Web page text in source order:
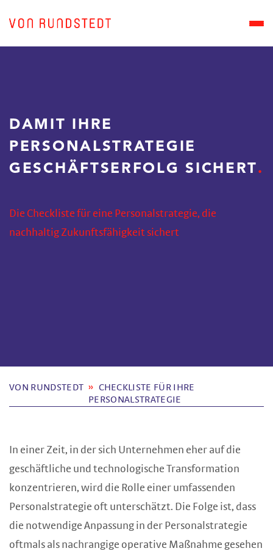
DAMIT IHRE
PERSONALSTRATEGIE
GESCHÄFTSERFOLG SICHERT
Die Checkliste für eine Personalstrategie, die
nachhaltig Zukunftsfähigkeit sichert
VON RUNDSTEDT
CHECKLISTE FÜR IHRE
PERSONALSTRATEGIE
In einer Zeit, in der sich Unternehmen eher auf die
geschäftliche und technologische Transformation
konzentrieren, wird die Rolle einer umfassenden
Personalstrategie oft unterschätzt. Die Folge ist, dass
die notwendige Anpassung in der Personalstrategie
oftmals als nachrangige operative Maßnahme gesehen